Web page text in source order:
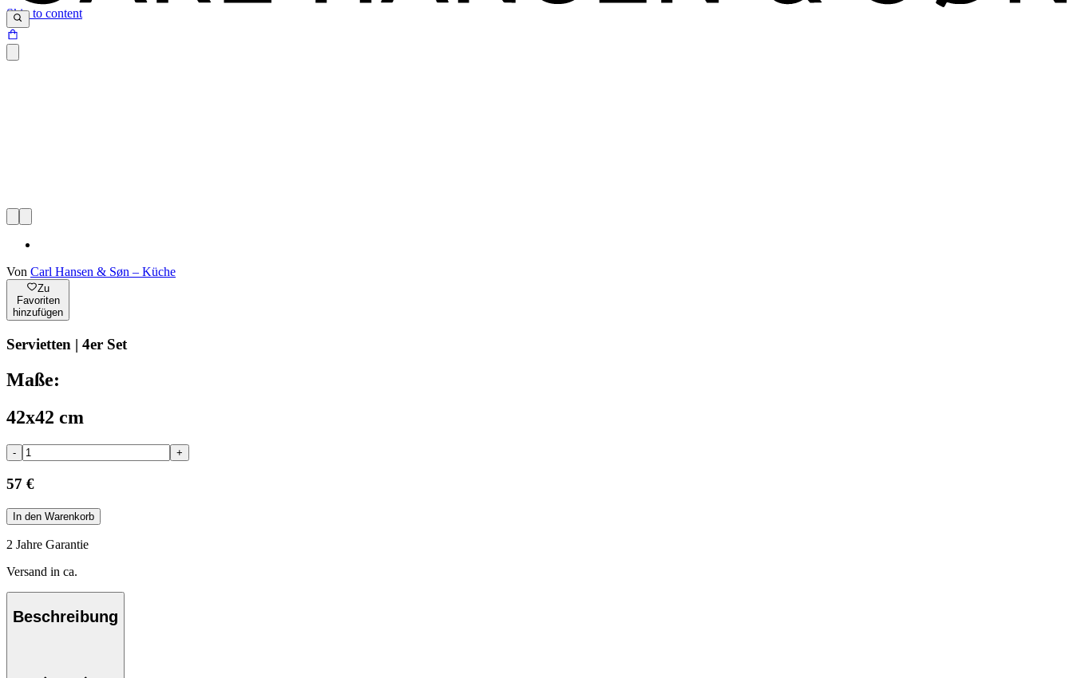
Skip to content
Von Carl Hansen & Søn – Küche
Zu
Favoriten
hinzufügen
Servietten | 4er Set
Maße:
42x42 cm
- +
57 €
In den Warenkorb
2 Jahre Garantie
Versand in ca.
Beschreibung